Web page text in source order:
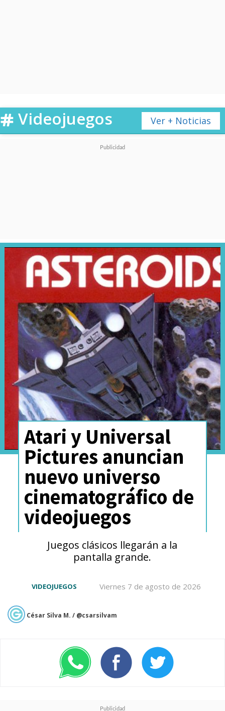
Ver + Noticias
Videojuegos
Atari y Universal
Pictures anuncian
nuevo universo
cinematográfico de
videojuegos
Juegos clásicos llegarán a la
pantalla grande.
Viernes 7 de agosto de 2026
VIDEOJUEGOS
César Silva M. / @csarsilvam